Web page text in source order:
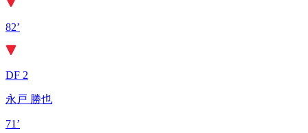
82’
DF 2
永戸 勝也
71’